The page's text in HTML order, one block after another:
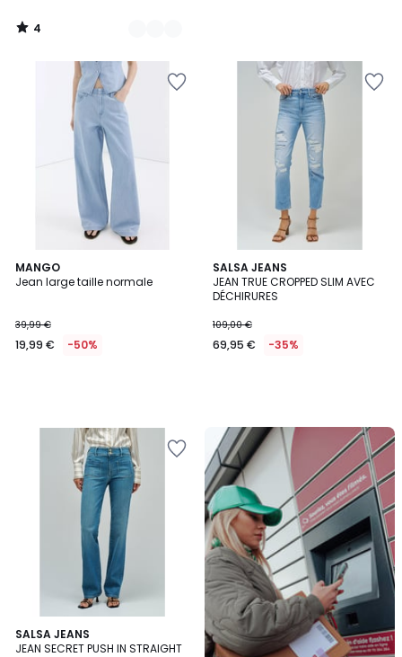
4
/
MANGO
Jean large taille normale
39,99 €
19,99 € -50%
SALSA JEANS
JEAN TRUE CROPPED SLIM AVEC
DÉCHIRURES
109,00 €
69,95 € -35%
SALSA JEANS
JEAN SECRET PUSH IN STRAIGHT
Nouveau
Livraison
en
Locker
Mondial
Relay